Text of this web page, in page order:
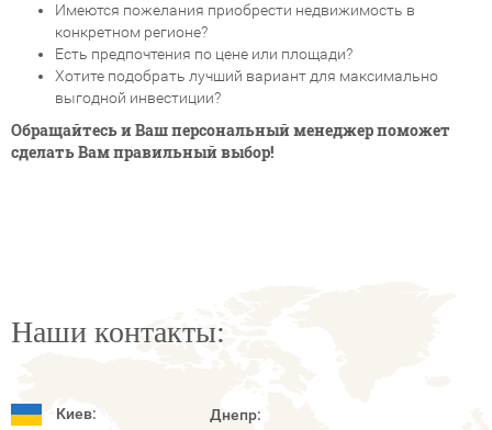
Имеются пожелания приобрести недвижимость в
конкретном регионе?
Есть предпочтения по цене или площади?
Хотите подобрать лучший вариант для максимально
выгодной инвестиции?
Обращайтесь и Ваш персональный менеджер поможет
сделать Вам правильный выбор!
Наши контакты:
Киев: Днепр: